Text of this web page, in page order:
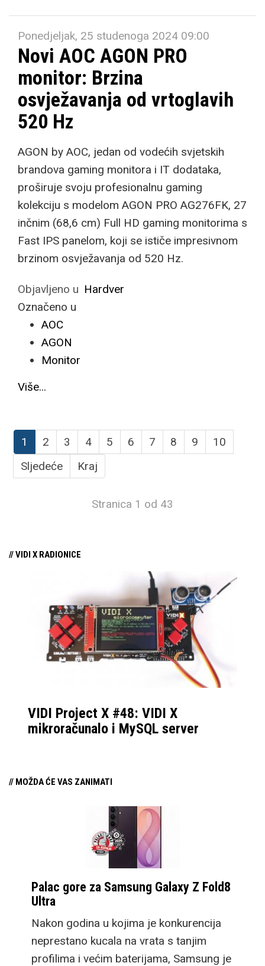
Ponedjeljak, 25 studenoga 2024 09:00
Novi AOC AGON PRO
monitor: Brzina
osvježavanja od vrtoglavih
520 Hz
AGON by AOC, jedan od vodećih svjetskih
brandova gaming monitora i IT dodataka,
proširuje svoju profesionalnu gaming
kolekciju s modelom AGON PRO AG276FK, 27
inčnim (68,6 cm) Full HD gaming monitorima s
Fast IPS panelom, koji se ističe impresivnom
brzinom osvježavanja od 520 Hz.
Objavljeno u Hardver
Označeno u
AOC
AGON
Monitor
Više...
1 2 3 4 5 6 7 8 9
10
Sljedeće
Kraj
Stranica 1 od 43
// VIDI X RADIONICE
VIDI Project X #48: VIDI X
mikroračunalo i MySQL server
// MOŽDA ĆE VAS ZANIMATI
Palac gore za Samsung Galaxy Z Fold8
Ultra
Nakon godina u kojima je konkurencija
neprestano kucala na vrata s tanjim
profilima i većim baterijama, Samsung je